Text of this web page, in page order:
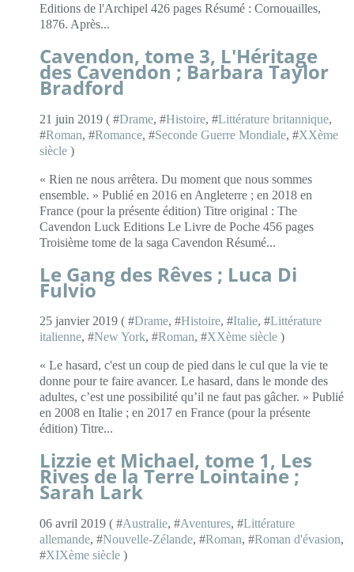
Editions de l'Archipel 426 pages Résumé : Cornouailles,
1876. Après...
Cavendon, tome 3, L'Héritage
des Cavendon ; Barbara Taylor
Bradford
21 juin 2019 ( #Drame, #Histoire, #Littérature britannique,
#Roman, #Romance, #Seconde Guerre Mondiale, #XXème
siècle )
« Rien ne nous arrêtera. Du moment que nous sommes
ensemble. » Publié en 2016 en Angleterre ; en 2018 en
France (pour la présente édition) Titre original : The
Cavendon Luck Editions Le Livre de Poche 456 pages
Troisième tome de la saga Cavendon Résumé...
Le Gang des Rêves ; Luca Di
Fulvio
25 janvier 2019 ( #Drame, #Histoire, #Italie, #Littérature
italienne, #New York, #Roman, #XXème siècle )
« Le hasard, c'est un coup de pied dans le cul que la vie te
donne pour te faire avancer. Le hasard, dans le monde des
adultes, c’est une possibilité qu’il ne faut pas gâcher. » Publié
en 2008 en Italie ; en 2017 en France (pour la présente
édition) Titre...
Lizzie et Michael, tome 1, Les
Rives de la Terre Lointaine ;
Sarah Lark
06 avril 2019 ( #Australie, #Aventures, #Littérature
allemande, #Nouvelle-Zélande, #Roman, #Roman d'évasion,
#XIXème siècle )